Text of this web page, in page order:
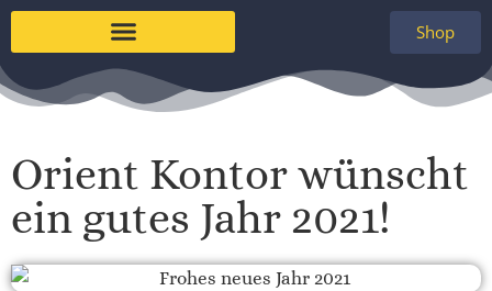
Shop
Orient Kontor wünscht
ein gutes Jahr 2021!